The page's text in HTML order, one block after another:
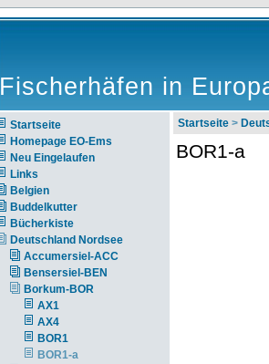
Fischerhäfen in
Startseite
Homepage EO-Ems
Neu Eingelaufen
Links
Belgien
Buddelkutter
Bücherkiste
Deutschland Nordsee
Accumersiel-ACC
Bensersiel-BEN
Borkum-BOR
AX1
AX4
BOR1
BOR1-a
Startseite >
BOR1-a